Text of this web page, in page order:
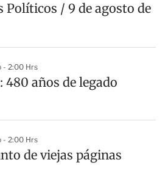
Políticos / 9 de agosto de
- 2:00 Hrs
480 años de legado
- 2:00 Hrs
de viejas páginas